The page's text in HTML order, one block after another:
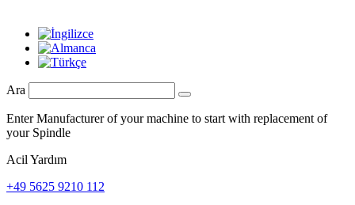
Ara
Enter Manufacturer of your machine to start with replacement of
your Spindle
Acil Yardım
+49 5625 9210 112